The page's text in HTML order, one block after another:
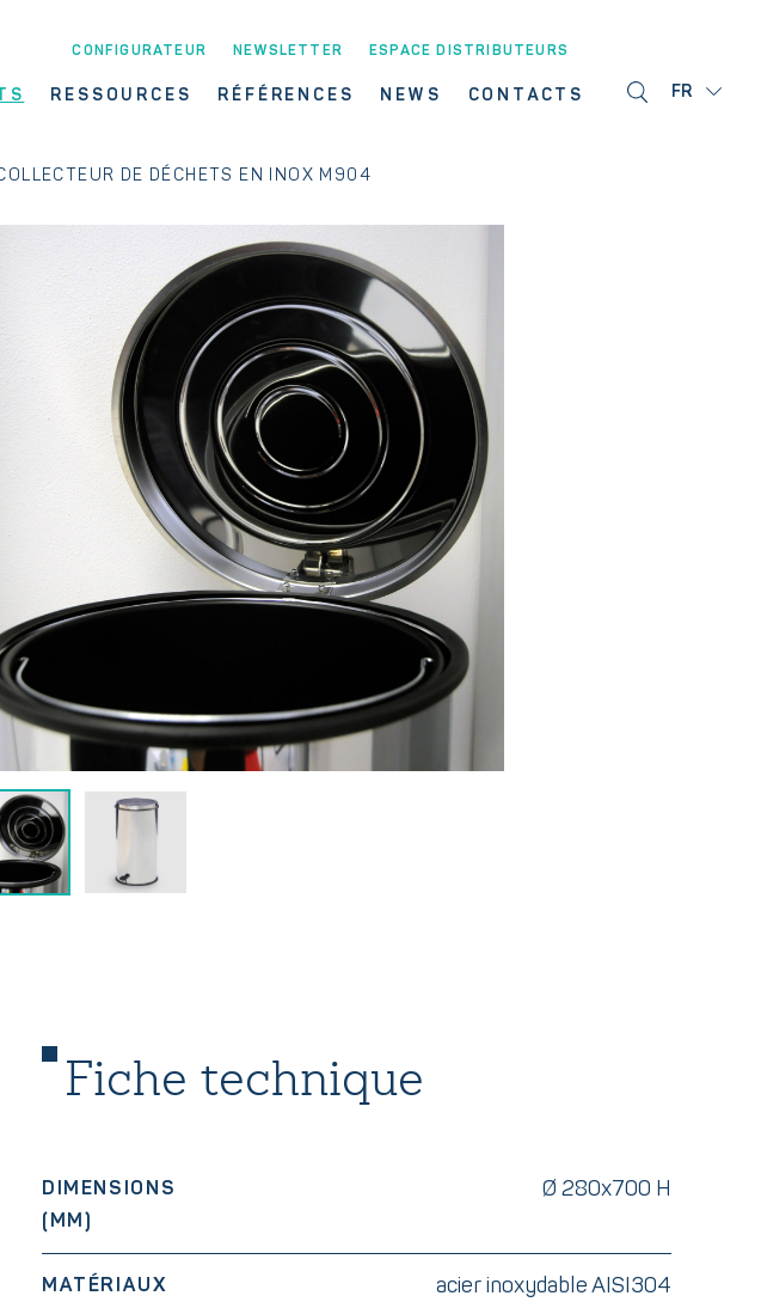
RESSOURCES RÉFÉRENCES NEWS CONTACTS
CONFIGURATEUR NEWSLETTER ESPACE DISTRIBUTEURS
FR
DE DÉCHETS EN INOX M904
Fiche technique
DIMENSIONS
(MM)
Ø 280x700 H
MATÉRIAUX acier inoxydable AISI304